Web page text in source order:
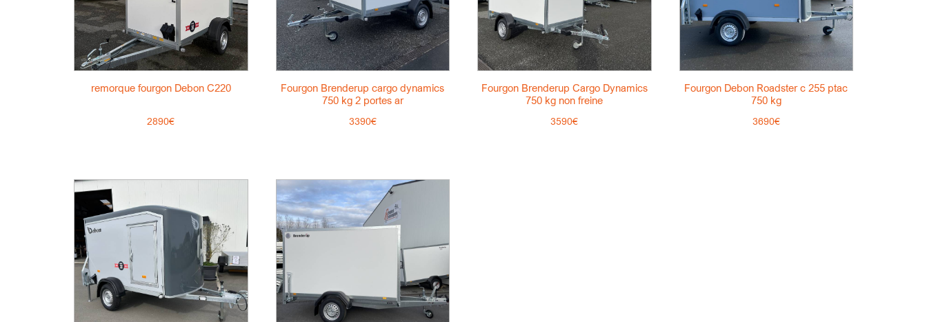
remorque fourgon Debon C220
2890€
Fourgon Brenderup cargo dynamics
750 kg 2 portes ar
3390€
Fourgon Brenderup Cargo Dynamics
750 kg non freine
3590€
Fourgon Debon Roadster c 255 ptac
750 kg
3690€